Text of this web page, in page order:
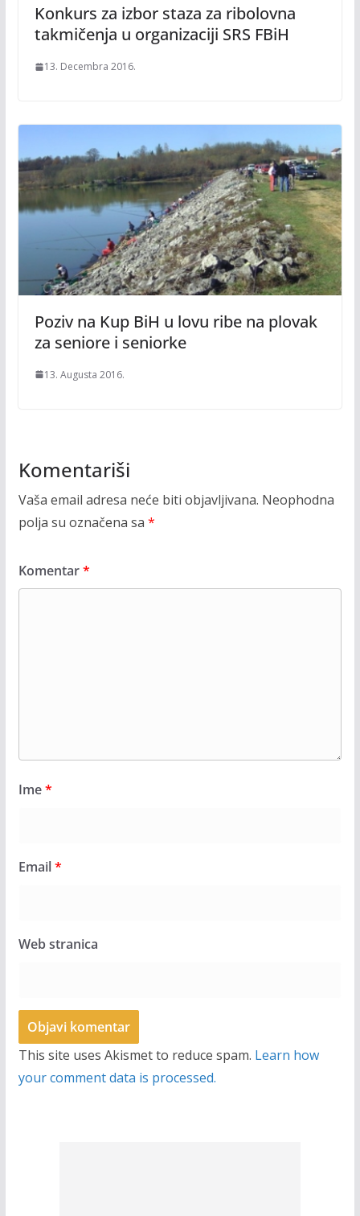
Konkurs za izbor staza za ribolovna
takmičenja u organizaciji SRS FBiH
13. Decembra 2016.
Poziv na Kup BiH u lovu ribe na plovak
za seniore i seniorke
13. Augusta 2016.
Komentariši
Vaša email adresa neće biti objavljivana. Neophodna
polja su označena sa *
Komentar*
Ime*
Email*
Web stranica
This site uses Akismet to reduce spam. Learn how
your comment data is processed.